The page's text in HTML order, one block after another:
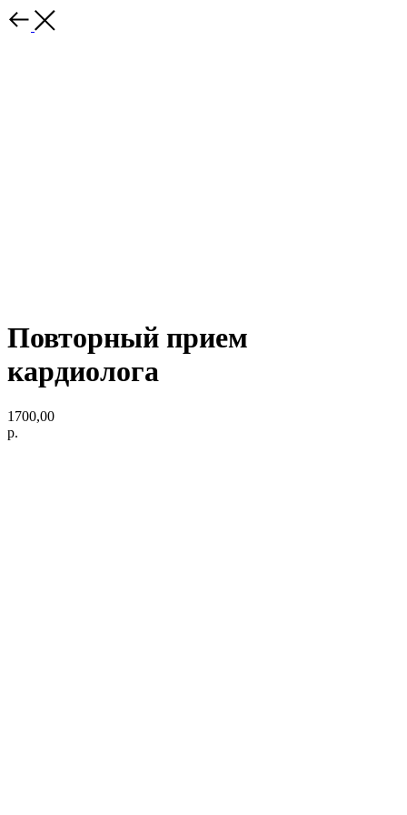
Повторный прием
кардиолога
1700,00
р.